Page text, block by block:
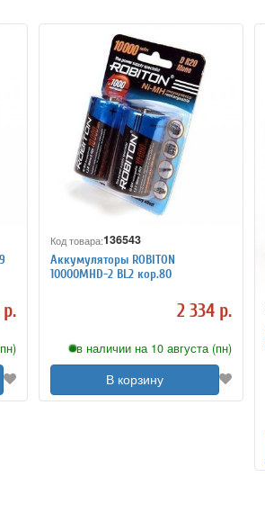
Код товара:136543
Аккумуляторы ROBITON
10000MHD-2 BL2 кор.80
2 334 р.
в наличии на 10 августа (пн)
В корзину